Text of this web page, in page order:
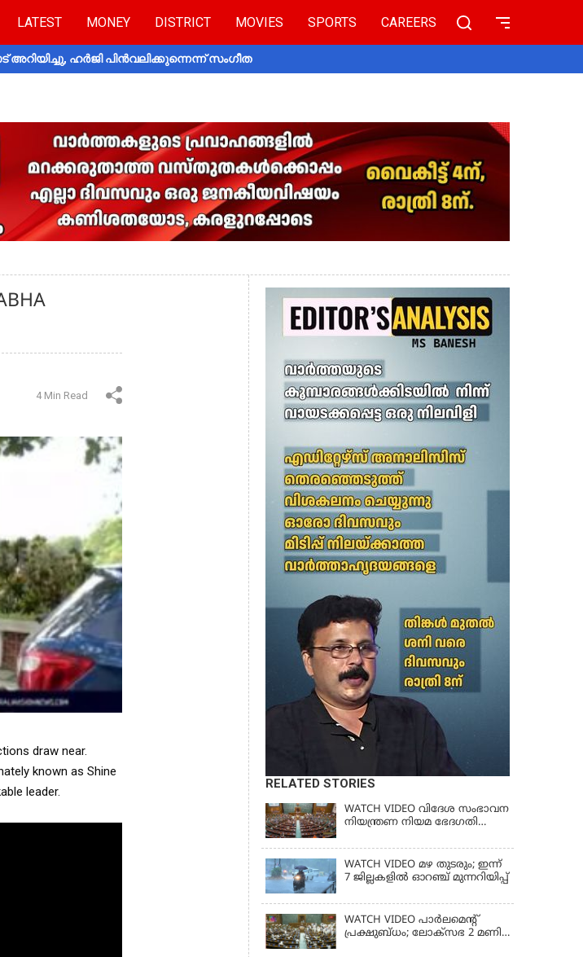
LATEST MONEY DISTRICT MOVIES SPORTS CAREERS
അറിയിച്ചു, ഹർജി പിൻവലിക്കുന്നെന്ന് സംഗീത
4 Min Read
draw near.
known as Shine
leader.
RELATED STORIES
WATCH VIDEO വിദേശ സംഭാവന
നിയന്ത്രണ നിയമ ഭേദഗതി
കേന്ദ്ര സര്‍ക്കാര്‍
WATCH VIDEO മഴ തുടരും; ഇന്ന്
7 ജില്ലകളിൽ ഓറഞ്ച് മുന്നറിയിപ്പ്
WATCH VIDEO പാർലമെൻ്റ്
പ്രക്ഷുബ്ധം; ലോക്സഭ 2 മണി